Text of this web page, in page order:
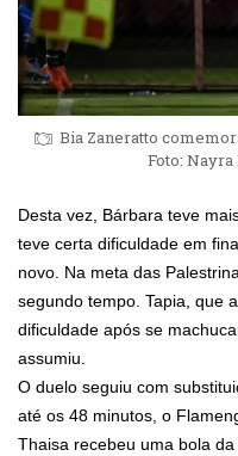
Bia Zaneratto
Foto:
Desta vez, Bárbara teve
teve certa dificuldade em
novo. Na meta das
segundo tempo. Tapia, que
dificuldade após se
assumiu.
O duelo seguiu com
até os 48 minutos, o
Thaisa recebeu uma bola